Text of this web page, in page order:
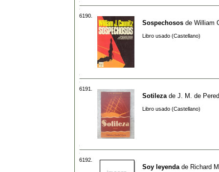
6190.
Sospechosos de William
Libro usado (Castellano)
6191.
Sotileza de J. M. de
Libro usado (Castellano)
6192.
Soy leyenda de Richard